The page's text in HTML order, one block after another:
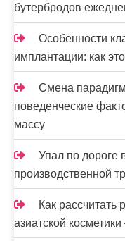
бутербродов
Особенности
имплантации: как
Смена
поведенческие
массу
Упал по дороге
производственной
Как рассчитать
азиатской